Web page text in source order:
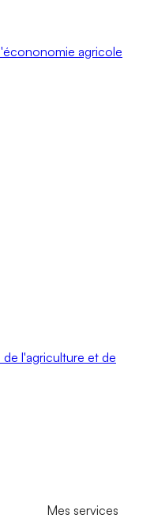
agricole
de l'agriculture et de
Mes services